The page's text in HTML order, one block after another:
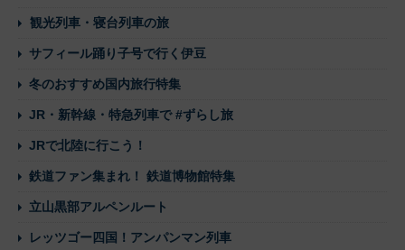
観光列車・寝台列車の旅
サフィール踊り子号で行く伊豆
冬のおすすめ国内旅行特集
JR・新幹線・特急列車で #ずらし旅
JRで北陸に行こう！
鉄道ファン集まれ！ 鉄道博物館特集
立山黒部アルペンルート
レッツゴー四国！アンパンマン列車